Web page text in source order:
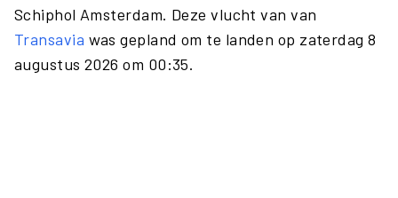
Schiphol Amsterdam. Deze vlucht van van
Transavia was gepland om te landen op zaterdag 8
augustus 2026 om 00:35.